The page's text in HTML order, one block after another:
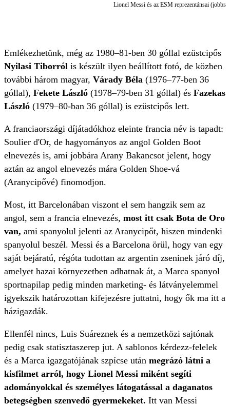
Lionel Messi és az ESM reprezentánsai (jobbra
Emlékezhetünk, még az 1980–81-ben 30 góllal ezüstcipős
Nyilasi Tiborról is készült ilyen beállított fotó, de közben
további három magyar, Várady Béla (1976–77-ben 36
góllal), Fekete László (1978–79-ben 31 góllal) és Fazekas
László (1979–80-ban 36 góllal) is ezüstcipős lett.
A franciaországi díjátadókhoz eleinte francia név is tapadt:
Soulier d'Or, de hagyományos az angol Golden Boot
elnevezés is, ami jobbára Arany Bakancsot jelent, hogy
aztán az angol elnevezés mára Golden Shoe-vá
(Aranycipővé) finomodjon.
Most, itt Barcelonában viszont el sem hangzik sem az
angol, sem a francia elnevezés, most itt csak Bota de Oro
van, ami spanyolul jelenti az Aranycipőt, hiszen mindenki
spanyolul beszél. Messi és a Barcelona örül, hogy van egy
saját bejáratú, régóta tudottan az argentin zseninek járó díj,
amelyet hazai környezetben adhatnak át, a Marca spanyol
sportnapilap pedig minden marketing- és látványelemmel
igyekszik határozottan kifejezésre juttatni, hogy ők ma itt a
házigazdák.
Ellenfél nincs, Luis Suáreznek és a nemzetközi sajtónak
pedig csak statisztaszerep jut. A sablonos kérdezz-felelek
és a Marca igazgatójának szpícse után megrázó látni a
kisfilmet arról, hogy Lionel Messi miként segíti
adományokkal és személyes látogatással a daganatos
betegségben szenvedő gyermekeket. Itt van Messi